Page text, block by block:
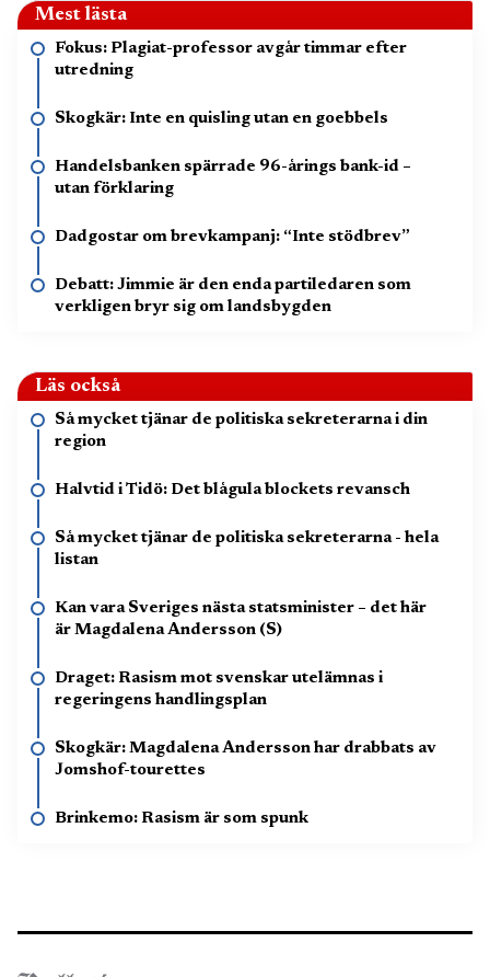
Mest lästa
Fokus: Plagiat-professor avgår timmar efter
utredning
Skogkär: Inte en quisling utan en goebbels
Handelsbanken spärrade 96-årings bank-id –
utan förklaring
Dadgostar om brevkampanj: “Inte stödbrev”
Debatt: Jimmie är den enda partiledaren som
verkligen bryr sig om landsbygden
Läs också
Så mycket tjänar de politiska sekreterarna i din
region
Halvtid i Tidö: Det blågula blockets revansch
Så mycket tjänar de politiska sekreterarna - hela
listan
Kan vara Sveriges nästa statsminister – det här
är Magdalena Andersson (S)
Draget: Rasism mot svenskar utelämnas i
regeringens handlingsplan
Skogkär: Magdalena Andersson har drabbats av
Jomshof-tourettes
Brinkemo: Rasism är som spunk